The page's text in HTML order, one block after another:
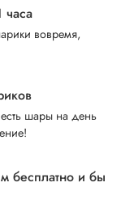
часа
вовремя,
шары на день
бесплатно и бы